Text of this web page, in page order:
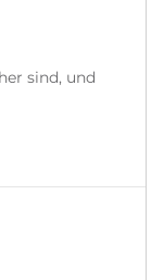
sind, und